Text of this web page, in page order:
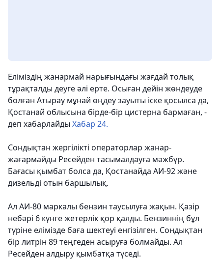
Еліміздің жанармай нарығындағы жағдай толық
тұрақталды деуге әлі ерте. Осыған дейін жөндеуде
болған Атырау мұнай өңдеу зауыты іске қосылса да,
Қостанай облысына бірде-бір цистерна бармаған, -
деп хабарлайды Хабар 24.
Сондықтан жергілікті операторлар жанар-
жағармайды Ресейден тасымалдауға мәжбүр.
Бағасы қымбат болса да, Қостанайда АИ-92 және
дизельді отын баршылық.
Ал АИ-80 маркалы бензин таусылуға жақын. Қазір
небәрі 6 күнге жетерлік қор қалды. Бензиннің бұл
түріне елімізде баға шектеуі енгізілген. Сондықтан
бір литрін 89 теңгеден асыруға болмайды. Ал
Ресейден алдыру қымбатқа түседі.